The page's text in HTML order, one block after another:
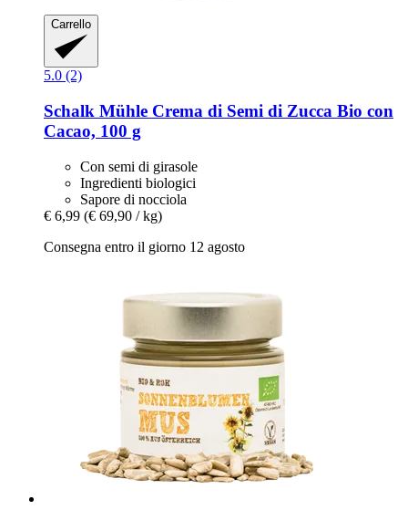
Carrello
5.0 (2)
Schalk Mühle Crema di Semi di Zucca Bio con
Cacao, 100 g
Con semi di girasole
Ingredienti biologici
Sapore di nocciola
€ 6,99 (€ 69,90 / kg)
Consegna entro il giorno 12 agosto